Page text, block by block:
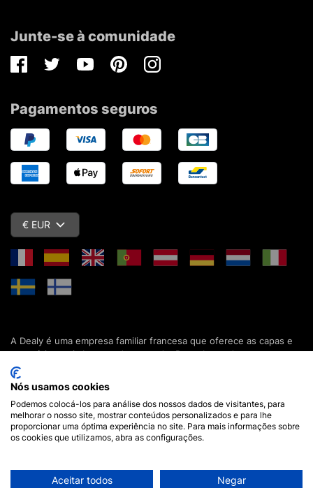
Junte-se à comunidade
FacebookTwitterYoutubePinterestInstagram
Pagamentos seguros
€ EUR
A Dealy é uma empresa familiar francesa que oferece as capas e
acessórios mais baratos do mercado. Descubra todas as nossas
colecções de capas, estojos, protecções de ecrã e acessórios
para o seu smartphone, tablet, computador ou relógio conectado.
Desde 2012, apresentamos novidades todos os dias para lhe
oferecer ainda mais opções de escolha. Mais de 600.000 clientes
em França e em todo o mundo já confiam na Dealy. Se tiver
alguma pergunta, a nossa equipa está disponível 7 dias por
Nós usamos cookies
Podemos colocá-los para análise dos nossos dados de visitantes, para
melhorar o nosso site, mostrar conteúdos personalizados e para lhe
proporcionar uma óptima experiência no site. Para mais informações sobre
os cookies que utilizamos, abra as configurações.
Aceitar todos Negar